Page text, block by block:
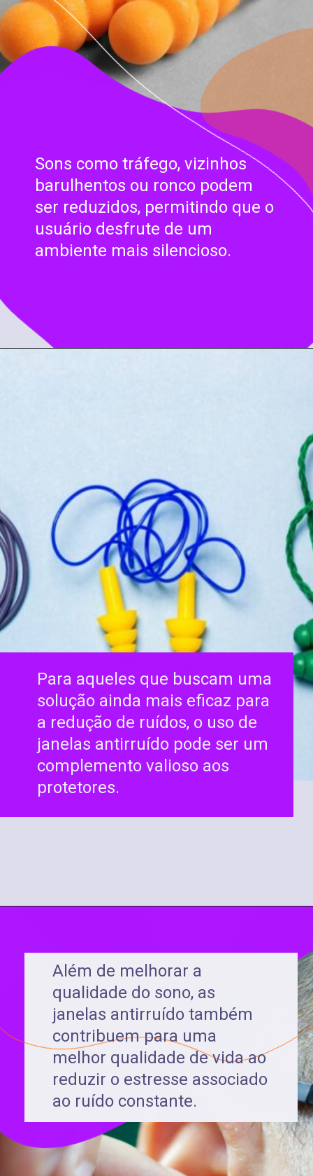
Sons como tráfego, vizinhos
barulhentos ou ronco podem
ser reduzidos, permitindo que o
usuário desfrute de um
ambiente mais silencioso.
Para aqueles que buscam uma
solução ainda mais eficaz para
a redução de ruídos, o uso de
janelas antirruído pode ser um
complemento valioso aos
protetores.
Além de melhorar a
qualidade do sono, as
janelas antirruído também
contribuem para uma
melhor qualidade de vida ao
reduzir o estresse associado
ao ruído constante.